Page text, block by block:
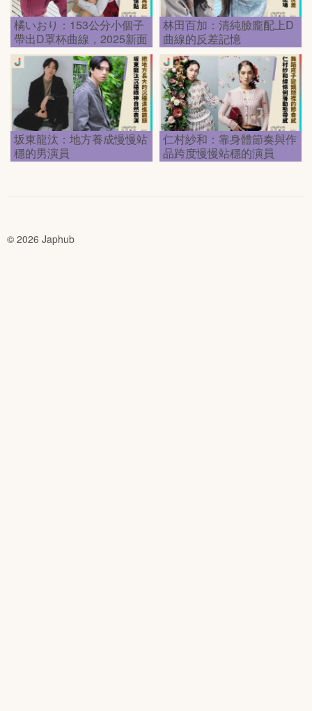
橘いおり：153公分小個子
帶出D罩杯曲線，2025新面
孔第一眼就記住
林田百加：清純臉龐配上D
曲線的反差記憶
坂東龍汰：地方養成慢慢站
穩的男演員
仁村紗和：靠身體節奏與作
品跨度慢慢站穩的演員
© 2026 Japhub